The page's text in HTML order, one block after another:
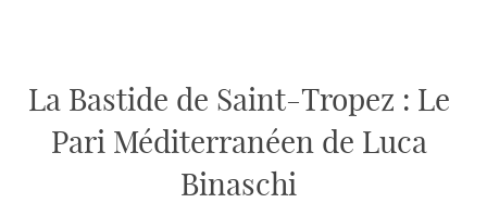
La Bastide de Saint-Tropez : Le
Pari Méditerranéen de Luca
Binaschi